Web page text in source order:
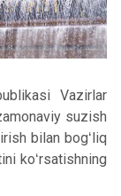
Vazirlar
suzish
bilan bogʻliq
koʻrsatishning